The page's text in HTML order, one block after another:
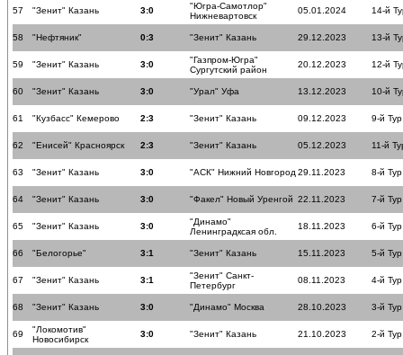
57 "Зенит" Казань 3:0
"Югра-Самотлор"
Нижневартовск
05.01.2024 14-й
58 "Нефтяник" 0:3 "Зенит" Казань 29.12.2023 13-й
59 "Зенит" Казань 3:0
"Газпром-Югра"
Сургутский район
20.12.2023 12-й
60 "Зенит" Казань 3:0 "Урал" Уфа 13.12.2023 10-й
61 "Кузбасс" Кемерово 2:3 "Зенит" Казань 09.12.2023 9-й Тур
62 "Енисей" Красноярск 2:3 "Зенит" Казань 05.12.2023 11-й
63 "Зенит" Казань 3:0 "АСК" Нижний Новгород 29.11.2023 8-й Тур
64 "Зенит" Казань 3:0 "Факел" Новый Уренгой 22.11.2023 7-й Тур
65 "Зенит" Казань 3:0
"Динамо"
Ленинградксая обл.
18.11.2023 6-й Тур
66 "Белогорье" 3:1 "Зенит" Казань 15.11.2023 5-й Тур
67 "Зенит" Казань 3:1
"Зенит" Санкт-
Петербург
08.11.2023 4-й Тур
68 "Зенит" Казань 3:0 "Динамо" Москва 28.10.2023 3-й Тур
69
"Локомотив"
Новосибирск
3:0 "Зенит" Казань 21.10.2023 2-й Тур